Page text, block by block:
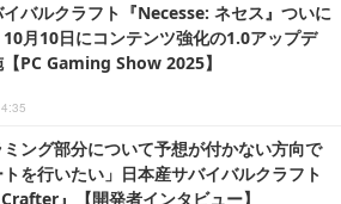
バルクラフト『Necesse: ネセス』ついに
月10日にコンテンツ強化の1.0アップデ
PC Gaming Show 2025】
ミング部分について予想が付かない方向で
を行いたい」日本産サバイバルクラフト
』【開発者インタビュー】